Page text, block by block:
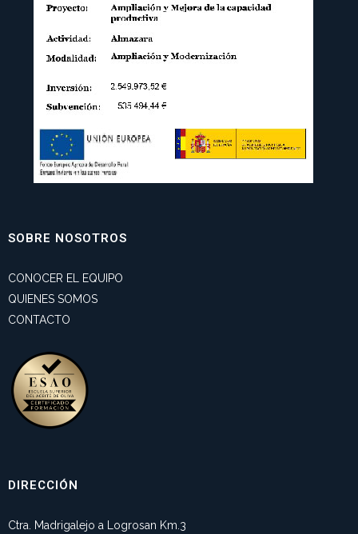
SOBRE NOSOTROS
CONOCER EL EQUIPO
QUIENES SOMOS
CONTACTO
DIRECCIÓN
Ctra. Madrigalejo a Logrosan Km.3